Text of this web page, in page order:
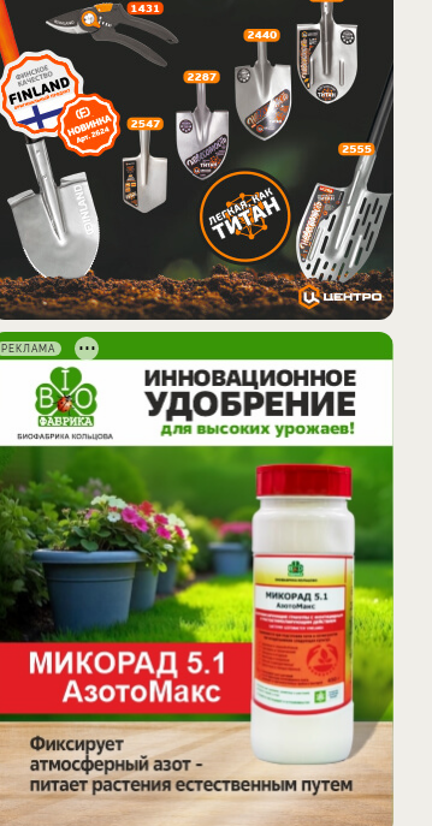
РЕКЛАМА